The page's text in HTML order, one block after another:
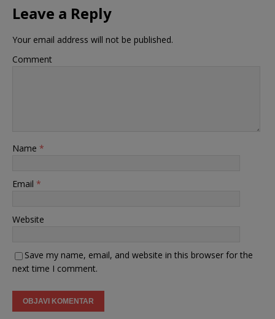
Leave a Reply
Your email address will not be published.
Comment
Name *
Email *
Website
Save my name, email, and website in this browser for the
next time I comment.